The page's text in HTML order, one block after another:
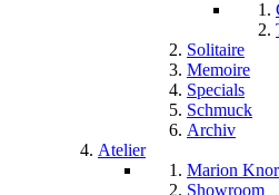
Solitaire
Memoire
Specials
Schmuck
Archiv
Atelier
Marion
Showroom